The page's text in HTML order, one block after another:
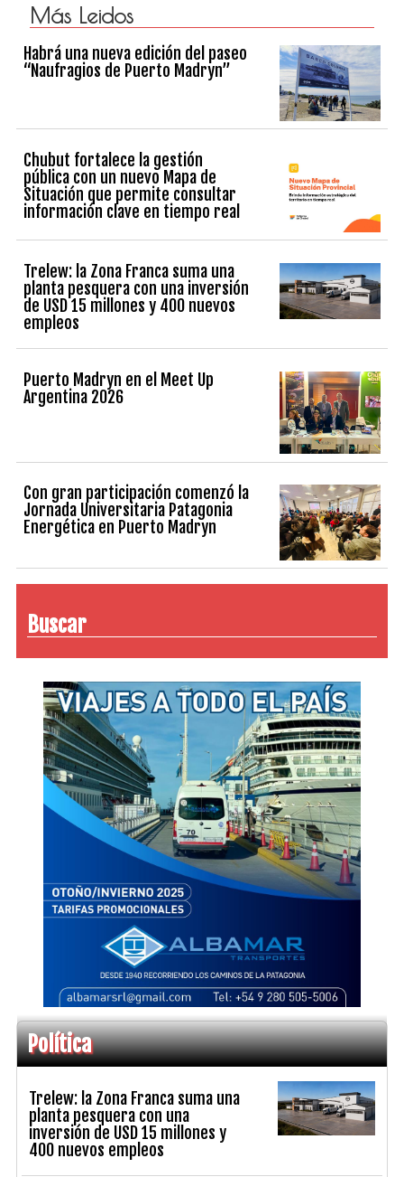
Más Leidos
Habrá una nueva edición del paseo
“Naufragios de Puerto Madryn”
Chubut fortalece la gestión
pública con un nuevo Mapa de
Situación que permite consultar
información clave en tiempo real
Trelew: la Zona Franca suma una
planta pesquera con una inversión
de USD 15 millones y 400 nuevos
empleos
Puerto Madryn en el Meet Up
Argentina 2026
Con gran participación comenzó la
Jornada Universitaria Patagonia
Energética en Puerto Madryn
Buscar
Política
Trelew: la Zona Franca suma una
planta pesquera con una
inversión de USD 15 millones y
400 nuevos empleos